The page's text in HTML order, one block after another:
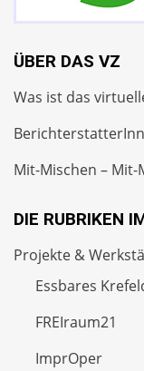
ÜBER DAS VZ
Was ist das
Mit-Mischen – Mit-
DIE RUBRIKEN
Projekte &
Essbares
FREIraum21
ImprOper